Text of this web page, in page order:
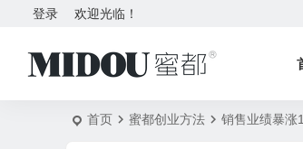
欢迎光临！
登录
首页 蜜都创业方法 销售业绩暴涨